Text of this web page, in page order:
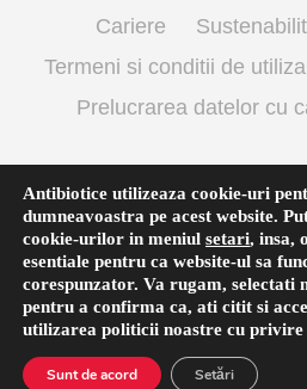
Cariere
Termeni si conditii de
Prelucrarea datelor cu
Antibiotice utilizeaza cookie-uri
dumneavoastra pe acest website.
cookie-urilor in meniul setari, insa,
esentiale pentru ca website-ul sa
corespunzator. Va rugam, selectati
pentru a confirma ca, ati citit si
utilizarea politicii noastre cu privire
Sunt de acord Setări